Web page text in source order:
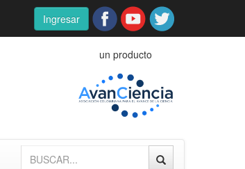
Ingresar
un producto